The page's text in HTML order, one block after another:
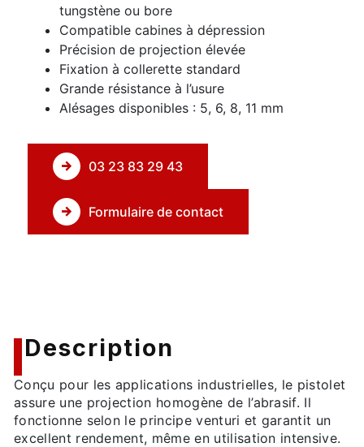
tungstène ou bore
Compatible cabines à dépression
Précision de projection élevée
Fixation à collerette standard
Grande résistance à l’usure
Alésages disponibles : 5, 6, 8, 11 mm
03 23 83 29 43
Formulaire de contact
Description
Conçu pour les applications industrielles, le pistolet
assure une projection homogène de l’abrasif. Il
fonctionne selon le principe venturi et garantit un
excellent rendement, même en utilisation intensive.